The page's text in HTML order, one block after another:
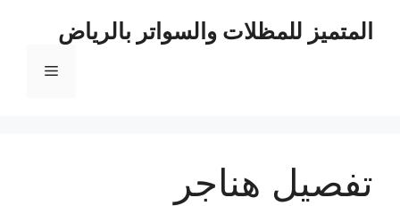
المتميز للمظلات والسواتر بالرياض
القائمة
تفصيل هناجر